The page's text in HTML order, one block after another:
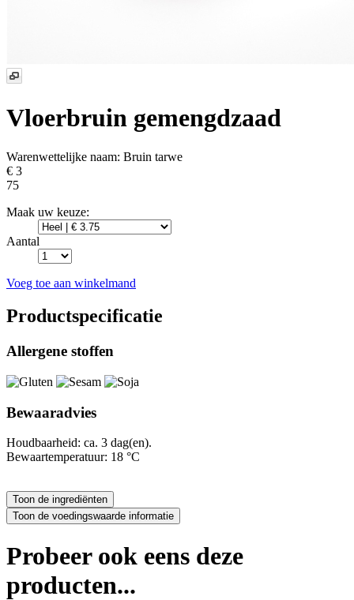
Vloerbruin gemengdzaad
Warenwettelijke naam: Bruin tarwe
€ 3
75
Maak uw keuze:
Aantal
Voeg toe aan winkelmand
Productspecificatie
Allergene stoffen
Bewaaradvies
Houdbaarheid: ca. 3 dag(en).
Bewaartemperatuur: 18 °C
Probeer ook eens deze
producten...